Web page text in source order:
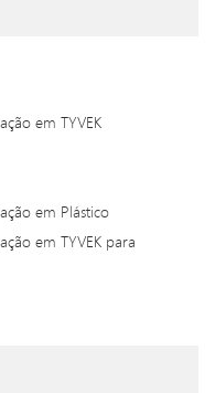
em TYVEK
em Plástico
em TYVEK para